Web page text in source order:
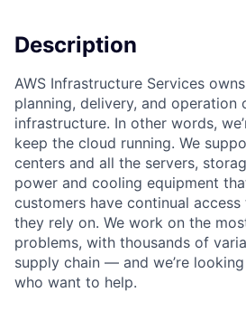
Description
AWS Infrastructure Services
planning, delivery, and operation
infrastructure. In other words,
keep the cloud running. We
centers and all the servers,
power and cooling equipment
customers have continual
they rely on. We work on the
problems, with thousands of
supply chain — and we’re
who want to help.